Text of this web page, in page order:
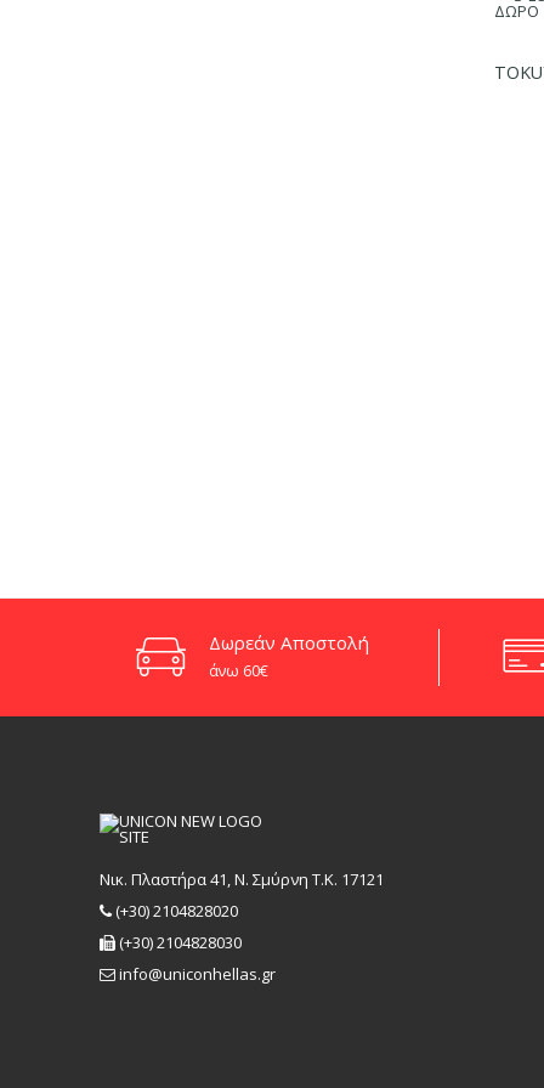
Δωρεάν Αποστολή
άνω 60€
Νικ. Πλαστήρα 41, Ν. Σμύρνη T.K. 17121
(+30) 2104828020
(+30) 2104828030
info@uniconhellas.gr